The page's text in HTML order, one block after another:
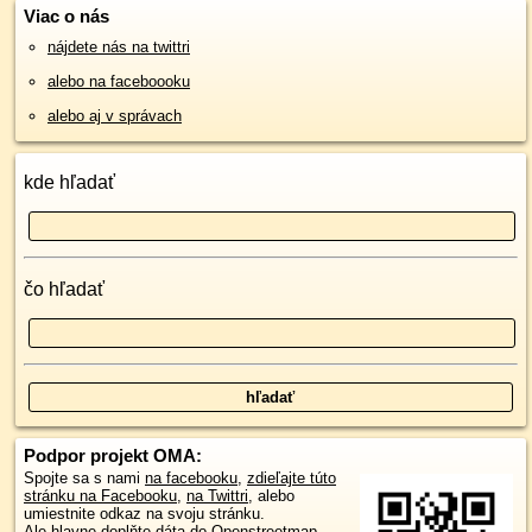
Viac o nás
nájdete nás na twittri
alebo na faceboooku
alebo aj v správach
kde hľadať
čo hľadať
Podpor projekt OMA:
Spojte sa s nami na facebooku, zdieľajte túto
stránku na Facebooku, na Twittri, alebo
umiestnite odkaz na svoju stránku.